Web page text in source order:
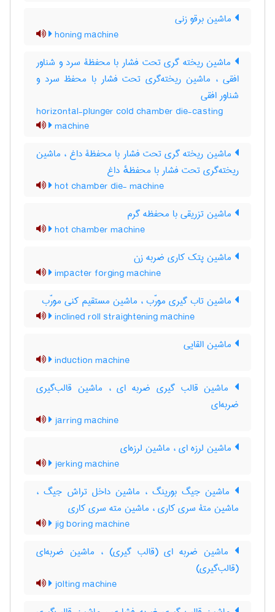
ماشین برقو زنی
honing machine
ماشین ریخته گری تحت فشار با محفظۀ سرد و شناور
افقی ، ماشین ریخته‌گری تحت فشار با محفظ سرد و
شناور افقی
horizontal-plunger cold chamber die-casting
machine
ماشین ریخته گری تحت فشار با محفظۀ داغ ، ماشین
ریخته‌گری تحت فشار با محفظهٔ داغ
hot chamber die- machine
ماشین تزریقی با محفظه گرم
hot chamber machine
ماشین پتک کاری ضربه زن
impacter forging machine
ماشین تاب گیری مورّب ، ماشین مستقیم کنی مورّب
inclined roll straightening machine
ماشین القایی
induction machine
ماشین قالب گیری ضربه ای ، ماشین قالب‌گیری
ضربه‌ای
jarring machine
ماشین لرزه ای ، ماشین لرزه‌ای
jerking machine
ماشین جیگ بورینگ ، ماشین داخل تراش جیگ ،
ماشین متۀ سری کاری ، ماشین مته سری کاری
jig boring machine
ماشین ضربه ای (قالب گیری) ، ماشین ضربه‌ای
(قالب‌گیری)
jolting machine